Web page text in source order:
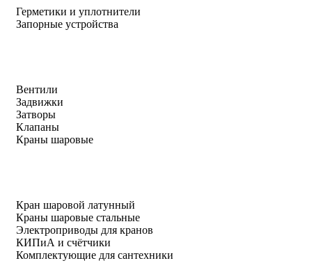
Герметики и уплотнители
Запорные устройства
Вентили
Задвижки
Затворы
Клапаны
Краны шаровые
Кран шаровой латунный
Краны шаровые стальные
Электроприводы для кранов
КИПиА и счётчики
Комплектующие для сантехники